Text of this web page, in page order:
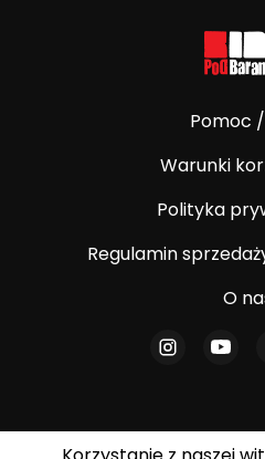
Pomoc
Warunki
Polityka
Regulamin
O